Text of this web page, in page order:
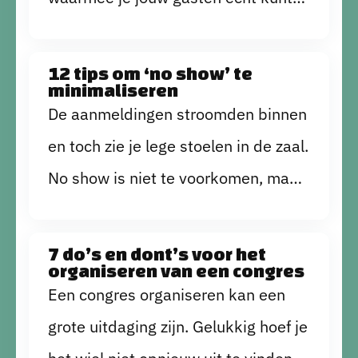
thema’s voor jouw bedrijfsfeest op
inspiratie voor je! Het thema Burning
Man is razend populair. We vertellen
je waarom en hoe je het organiseert.
12 tips om ‘no show’ te
minimaliseren
De aanmeldingen stroomden binnen
en toch zie je lege stoelen in de zaal.
No show is niet te voorkomen, maar
scheelt niet alleen in kosten, maar
ook in de verspilling van materialen,
voedsel en potentieel bereik van
sponsoren. Met deze 12 tips kun je
7 do’s en dont’s voor het
organiseren van een congres
Een congres organiseren kan een
grote uitdaging zijn. Gelukkig hoef je